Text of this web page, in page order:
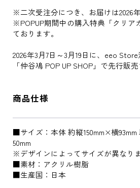
※二次受注分につき、お届けは2026
※POPUP期間中の購入特典「クリア
ております。
2026年3月7日～3月19日に、eeo
「仲谷鳰 POP UP SHOP」で先行販
商品仕様
■サイズ：本体 約縦150mm×横
50mm
※デザインによってサイズが異なりま
■素材：アクリル樹脂
■生産国：日本